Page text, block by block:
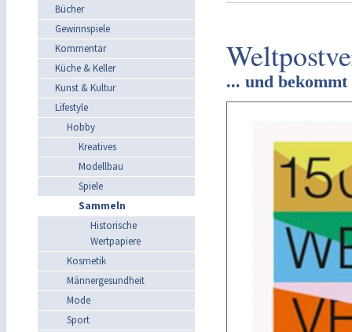
Bücher
Gewinnspiele
Kommentar
Küche & Keller
Kunst & Kultur
Lifestyle
Hobby
Kreatives
Modellbau
Spiele
Sammeln
Historische
Wertpapiere
Kosmetik
Männergesundheit
Mode
Sport
... und